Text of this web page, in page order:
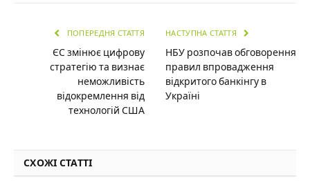
ПОПЕРЕДНЯ СТАТТЯ
ЄС змінює цифрову
стратегію та визнає
неможливість
відокремлення від
технологій США
НАСТУПНА СТАТТЯ
НБУ розпочав обговорення
правил впровадження
відкритого банкінгу в
Україні
СХОЖІ СТАТТІ